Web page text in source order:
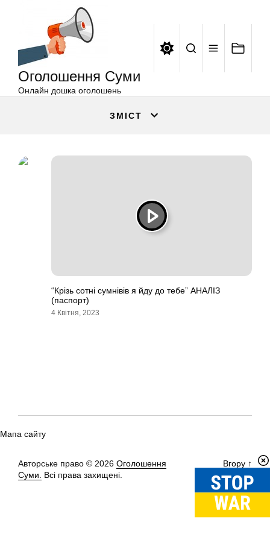
Оголошення Суми
Онлайн дошка оголошень
ЗМІСТ
“Крізь сотні сумнівів я йду до тебе” АНАЛІЗ
(паспорт)
4 Квітня, 2023
Мапа сайту
Авторське право © 2026 Оголошення
Суми.
Всі права захищені.
Вгору ↑